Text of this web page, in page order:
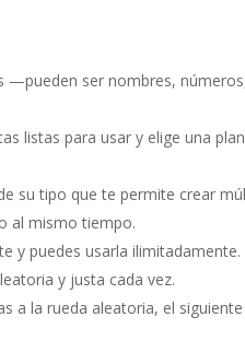
—pueden ser nombres,
listas para usar y elige una
su tipo que te permite crear
al mismo tiempo.
y puedes usarla ilimitadamente.
y justa cada vez.
a la rueda aleatoria, el